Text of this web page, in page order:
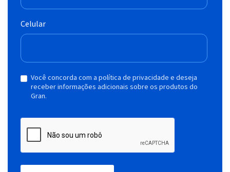
Celular
Você concorda com a política de privacidade e deseja
receber informações adicionais sobre os produtos do
Gran.